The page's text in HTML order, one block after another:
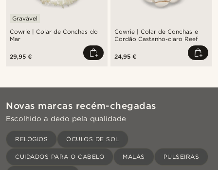
Cowrie | Colar de Conchas do
Mar
Gravável
29,95 €
Cowrie | Colar de Conchas e
Cordão Castanho-claro Reef
24,95 €
Novas marcas recém-chegadas
Escolhido a dedo pela qualidade
RELÓGIOS ÓCULOS DE SOL
CUIDADOS PARA O CABELO MALAS PULSEIRAS